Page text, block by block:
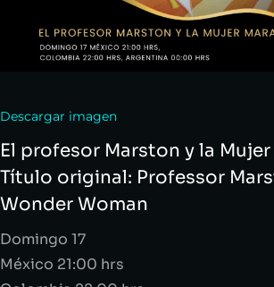
Descargar imagen
El profesor Marston y la
Título original: Professor
Wonder Woman
Domingo 17
México 21:00 hrs